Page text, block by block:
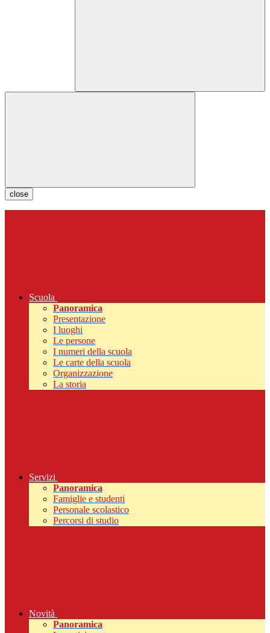
close
Scuola
Panoramica
Presentazione
I luoghi
Le persone
I numeri della scuola
Le carte della scuola
Organizzazione
La storia
Servizi
Panoramica
Famiglie e studenti
Personale scolastico
Percorsi di studio
Novità
Panoramica